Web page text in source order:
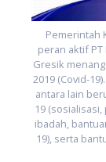
Pemerintah
peran aktif
Gresik
2019 (Covid-
antara lain
19
ibadah,
19), serta